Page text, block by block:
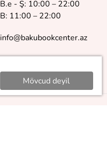
Mövcud deyil
B.e - Ş: 10:00 – 22:00
B: 11:00 – 22:00
info@bakubookcenter.az